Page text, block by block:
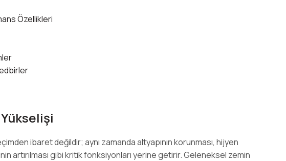
Özellikleri
ibaret değildir; aynı zamanda altyapının korunması, hijyen
artırılması gibi kritik fonksiyonları yerine getirir. Geleneksel zemin